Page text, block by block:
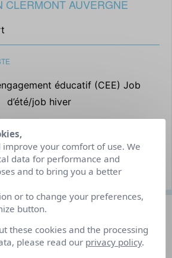
CLERMONT AUVERGNE
éducatif (CEE) Job
d’été/job hiver
19/07/2023
du poste
le stand Europajob à Europavox
improve your comfort of use. We
data for performance and
and to bring you a better
or to change your preferences,
button.
these cookies and the processing
please read our privacy policy.